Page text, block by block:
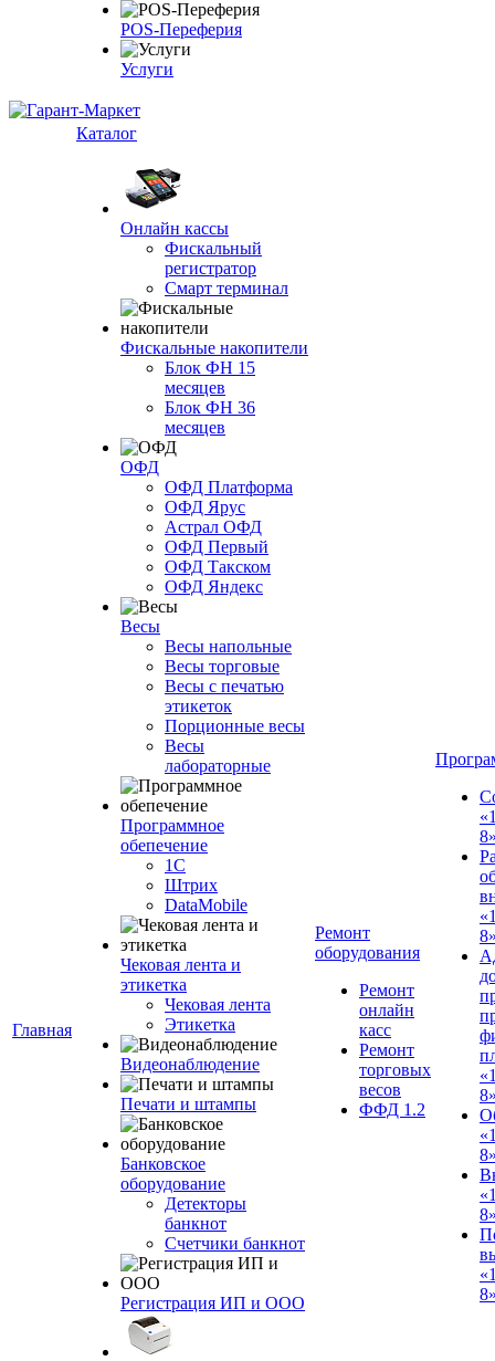
POS-Переферия
Услуги
Главная
Каталог
Онлайн кассы
Фискальный
регистратор
Смарт терминал
Фискальные накопители
Блок ФН 15
месяцев
Блок ФН 36
месяцев
ОФД
ОФД Платформа
ОФД Ярус
Астрал ОФД
ОФД Первый
ОФД Такском
ОФД Яндекс
Весы
Весы напольные
Весы торговые
Весы с печатью
этикеток
Порционные весы
Весы
лабораторные
Программное
обепечение
1С
Штрих
DataMobile
Чековая лента и
этикетка
Чековая лента
Этикетка
Видеонаблюдение
Печати и штампы
Банковское
оборудование
Детекторы
банкнот
Счетчики банкнот
Регистрация ИП и ООО
Ремонт
оборудования
Ремонт
онлайн
касс
Ремонт
торговых
весов
ФФД 1.2